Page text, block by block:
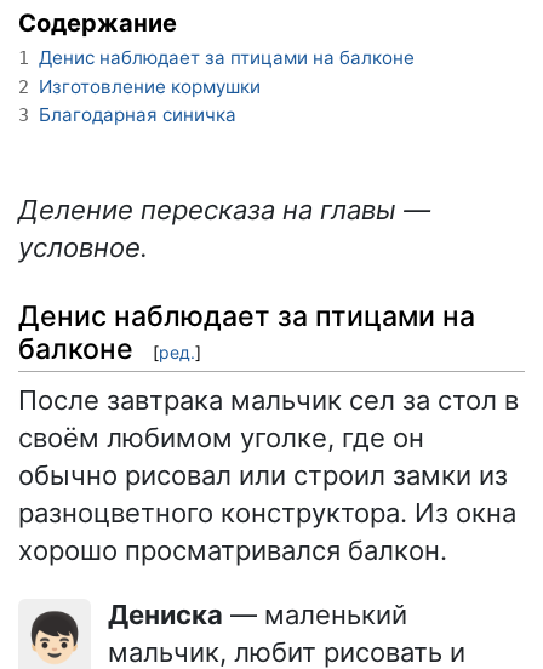
Содержание
1 Денис наблюдает за птицами на балконе
2 Изготовление кормушки
3 Благодарная синичка
Деление пересказа на главы —
условное.
Денис наблюдает за птицами на
балконе
[ред.]
После завтрака мальчик сел за стол в
своём любимом уголке, где он
обычно рисовал или строил замки из
разноцветного конструктора. Из окна
хорошо просматривался балкон.
👦🏻 Дениска — маленький
мальчик, любит рисовать и